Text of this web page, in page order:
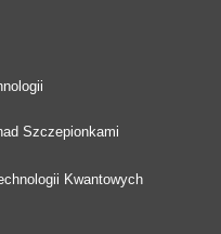
Szczepionkami
Kwantowych